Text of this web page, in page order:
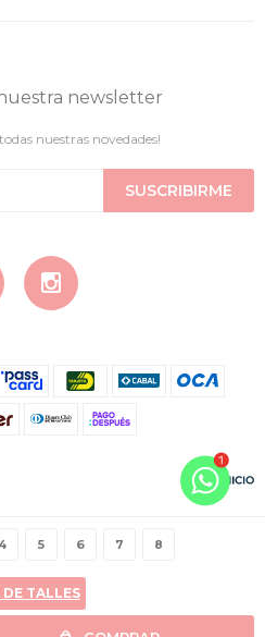
4 5 6 7 8
DE TALLES
newsletter
nuestras novedades!
SUSCRIBIRME
